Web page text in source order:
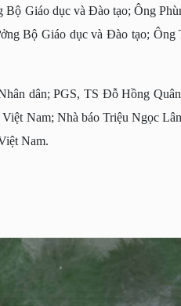
Giáo dục và Đào tạo; Ông
Bộ Giáo dục và Đào tạo;
dân; PGS, TS Đỗ Hồng
Nam; Nhà báo Triệu Ngọc
Nam.